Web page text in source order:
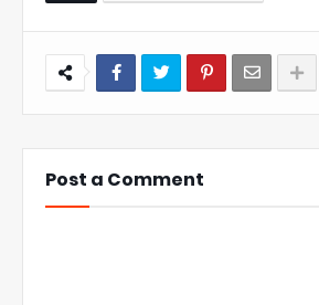
Post a Comment